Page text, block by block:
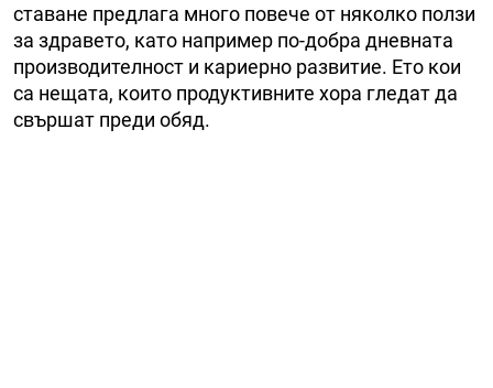
ставане предлага много повече от няколко ползи
за здравето, като например по-добра дневната
производителност и кариерно развитие. Ето кои
са нещата, които продуктивните хора гледат да
свършат преди обяд.